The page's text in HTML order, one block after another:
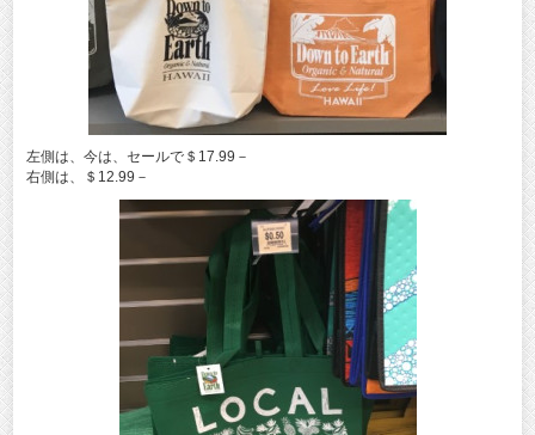
左側は、今は、セールで＄17.99－
右側は、＄12.99－